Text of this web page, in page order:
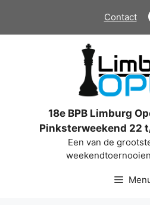
de
Contact
18e BPB Limburg
Pinksterweekend 22
Een van de